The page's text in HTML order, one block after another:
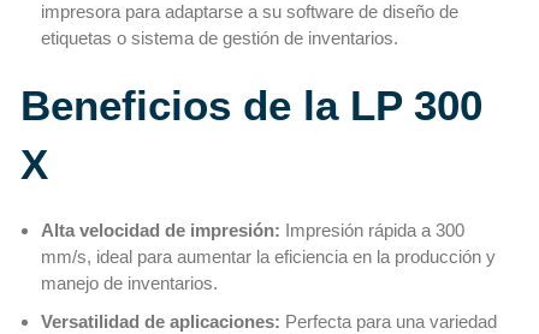
impresora para adaptarse a su software de diseño de
etiquetas o sistema de gestión de inventarios.
Beneficios de la LP 300
X
Alta velocidad de impresión: Impresión rápida a 300
mm/s, ideal para aumentar la eficiencia en la producción y
manejo de inventarios.
Versatilidad de aplicaciones: Perfecta para una variedad